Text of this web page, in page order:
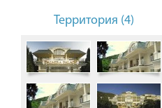
Территория (4)